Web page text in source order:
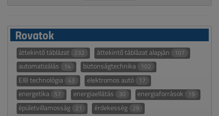
Rovatok
áttekintő táblázat 232 áttekintő táblázat alapján 107
automatizálás 14 biztonságtechnika 102
EIB technológia 43 elektromos autó 17
energetika 57 energiaellátás 30 energiaforrások 19
épületvillamosság 21 érdekesség 29